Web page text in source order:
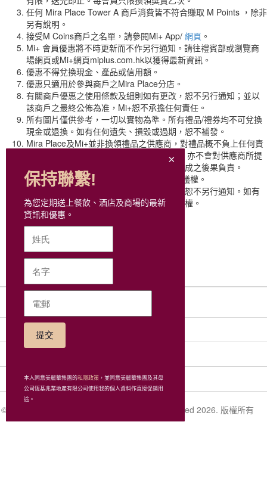
任何 Mira Place Tower A 商戶消費皆不符合賺取 M Points ，除非
另有說明。
接受M Coins商戶之名單，請參閱Mi+ App/ 網頁 。
Mi+ 會員優惠將不時更新而不作另行通知。請往禮賓部或瀏覽商
場網頁或Mi+網頁miplus.com.hk以獲得最新資訊。
優惠不得兌換現金、產品或信用額。
優惠只適用於參與商戶之Mira Place分店。
有關商戶優惠之使用條款及細則如有更改，恕不另行通知；並以
該商戶之最終公佈為准，Mi+恕不承擔任何責任。
所有圖片僅供參考，一切以實物為準。所有禮品/禮券均不可兌換
現金或退換。如有任何遺失、損毀或過期，恕不補發。
Mira Place及Mi+並非換領禮品之供應商，對禮品概不負上任何責
任 (包括但不限於禮品責任、質素及保養) ；亦不會對供應商所提
供之產品或服務作出保證或使用其產品所構成之後果負責。
如有任何爭議，Mi+及參與商戶擁有最終決議權。
上述換領之條款細則如有任何更改或取消，恕不另行通知。如有
任何爭議，美麗華集團保留一切之最終決定權。
相關連接
保持聯繫!
為您定期送上餐飲、酒店及商場的最新
資訊和優惠。
本人同意美麗華集團的私隱政策 ，並同意美麗華集團及其母
公司恆基兆業地產有限公司使用我的個人資料作直接促銷用
途。
© Miramar Hotel and Investment Company, Limited 2026. 版權所有